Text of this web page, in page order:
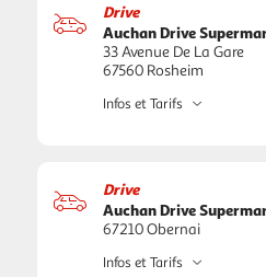
Drive
Auchan Drive
33 Avenue De La Gare
67560 Rosheim
Infos et Tarifs
Drive
Auchan Drive
67210 Obernai
Infos et Tarifs